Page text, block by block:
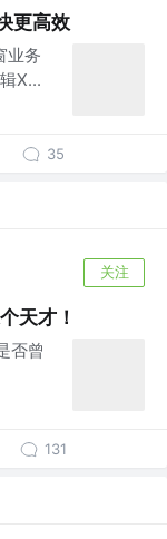
更高效
业务
X...
35
关注
天才！
否曾
131